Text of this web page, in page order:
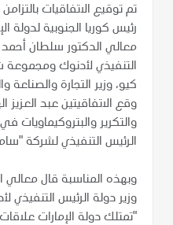
تم توقيع الاتفاقيات
رئيس كوريا الجنوبية لدولة
معالي الدكتور سلطان أحمد
التنفيذي لأدنوك ومجموعة
كيو، وزير التجارة
وقع الاتفاقيتين عبد العزيز
والتكرير
الرئيس التنفيذي لشركة
وبهذه المناسبة قال معالي
وزير دولة الرئيس التنفيذي
"تمتلك دولة الإمارات